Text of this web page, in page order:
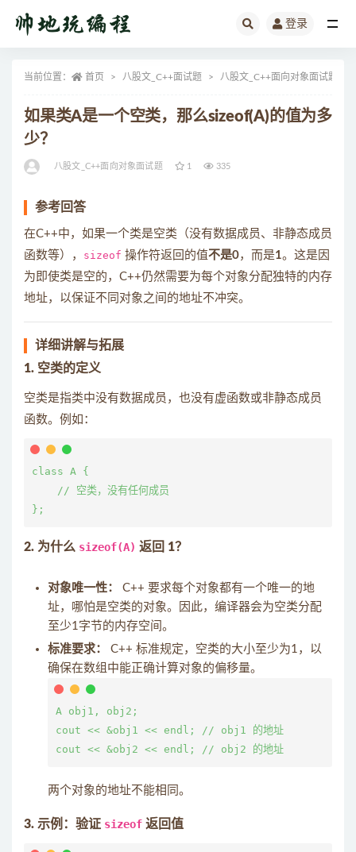
登录
当前位置： 首页 八股文_C++面试题 八股文_C++面向对象面试题
如果类A是一个空类，那么sizeof(A)的值为多
少？
八股文_C++面向对象面试题 1 335
参考回答
在C++中，如果一个类是空类（没有数据成员、非静态成员
函数等）， sizeof 操作符返回的值不是0，而是1。这是因
为即使类是空的，C++仍然需要为每个对象分配独特的内存
地址，以保证不同对象之间的地址不冲突。
详细讲解与拓展
1. 空类的定义
空类是指类中没有数据成员，也没有虚函数或非静态成员
函数。例如：
class A {
    // 空类，没有任何成员
2. 为什么 sizeof(A) 返回 1？
对象唯一性：
C++ 要求每个对象都有一个唯一的地
址，哪怕是空类的对象。因此，编译器会为空类分配
至少1字节的内存空间。
标准要求：
C++ 标准规定，空类的大小至少为1，以
确保在数组中能正确计算对象的偏移量。
A obj1, obj2;
cout << &obj1 << endl; // obj1 的地址
两个对象的地址不能相同。
3. 示例：验证 sizeof 返回值